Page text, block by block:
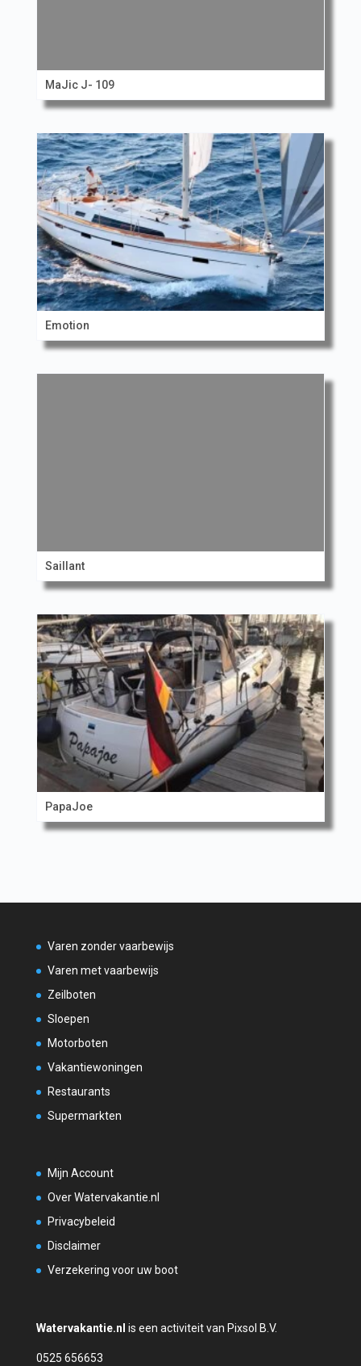
MaJic J- 109
Emotion
Saillant
PapaJoe
Varen zonder vaarbewijs
Varen met vaarbewijs
Zeilboten
Sloepen
Motorboten
Vakantiewoningen
Restaurants
Supermarkten
Mijn Account
Over Watervakantie.nl
Privacybeleid
Disclaimer
Verzekering voor uw boot
Watervakantie.nl is een activiteit van Pixsol B.V.
0525 656653